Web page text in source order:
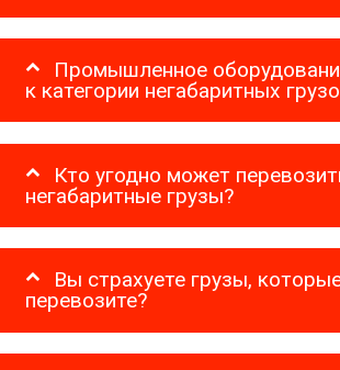
Промышленное
к категории негабаритных
Кто угодно может
негабаритные грузы?
Вы страхуете грузы,
перевозите?